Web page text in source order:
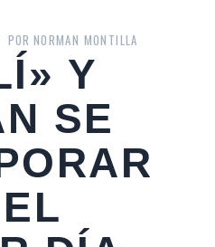
POR NORMAN MONTILLA
Y
SE